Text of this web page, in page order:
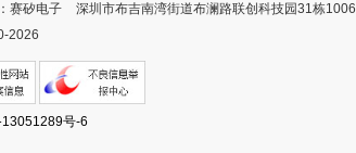
赛矽电子
深圳市布吉南湾街道布澜路联创科技园31栋1006
2026
号-6